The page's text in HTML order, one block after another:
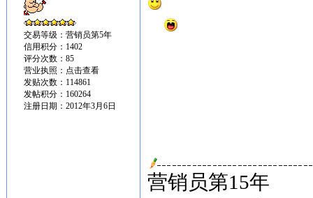
交易等级：营销员第5年
信用积分：1402
评分次数：85
营业执照： 点击查看
发贴次数：114861
发帖积分：160264
注册日期：2012年3月6日
营销员第15年